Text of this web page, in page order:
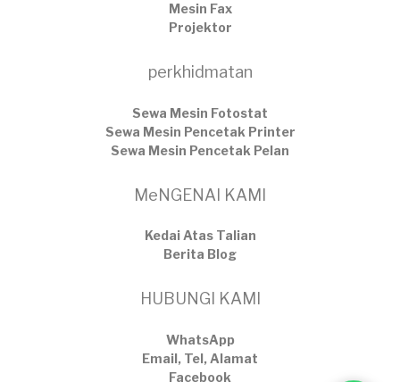
Mesin Fax
Projektor
perkhidmatan
Sewa Mesin Fotostat
Sewa Mesin Pencetak Printer
Sewa Mesin Pencetak Pelan
MeNGENAI KAMI
Kedai Atas Talian
​Berita Blog
HUBUNGI KAMI
WhatsApp
Email, Tel, Alamat
Facebook